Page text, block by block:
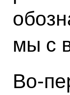
мы с